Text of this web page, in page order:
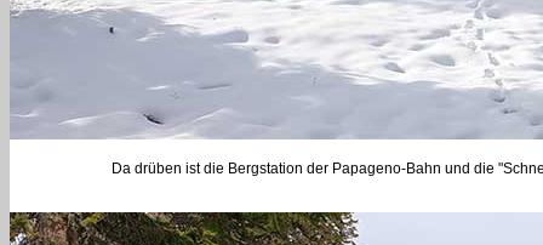
Da drüben ist die Bergstation der Papageno-Bahn und die